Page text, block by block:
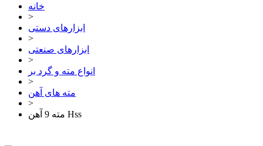
خانه
>
ابزارهای دستی
>
ابزارهای صنعتی
>
انواع مته و گرد بر
>
مته های آهن
>
مته 9 آهن Hss